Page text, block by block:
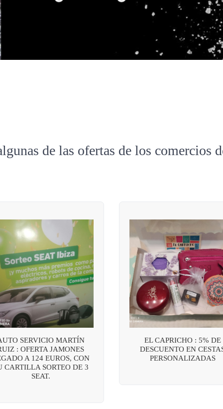
de las ofertas de los comercios
SERVICIO MARTÍN
: OFERTA JAMONES
A 124 EUROS, CON
CARTILLA SORTEO DE 3
SEAT.
EL CAPRICHO : 5% DE
DESCUENTO EN
PERSONALIZADAS